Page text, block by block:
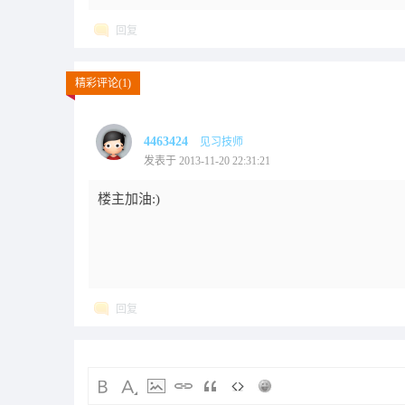
回复
精彩评论(1)
4463424
见习技师
发表于 2013-11-20 22:31:21
楼主加油:)
回复